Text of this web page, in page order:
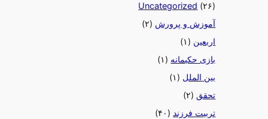
Uncategorized (۲۶)
آموزش و پرورش (۲)
اربعین (۱)
بازی حکیمانه (۱)
بین الملل (۱)
تحقق (۲)
تربیت فرزند (۴۰)